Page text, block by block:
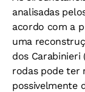
analisadas
acordo com a
uma
dos Carabinieri
rodas pode ter
possivelmente